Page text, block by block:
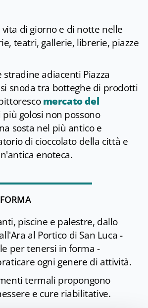
di giorno e di notte nelle
teatri, gallerie, librerie, piazze
stradine adiacenti Piazza
snoda tra botteghe di prodotti
mercato del
più golosi non possono
sosta nel più antico e
di cioccolato della città e
enoteca.
piscine e palestre, dallo
al Portico di San Luca -
per tenersi in forma -
ogni genere di attività.
termali propongono
e cure riabilitative.